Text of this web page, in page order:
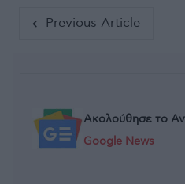
Previous Article
Ακολούθησε το
Google News